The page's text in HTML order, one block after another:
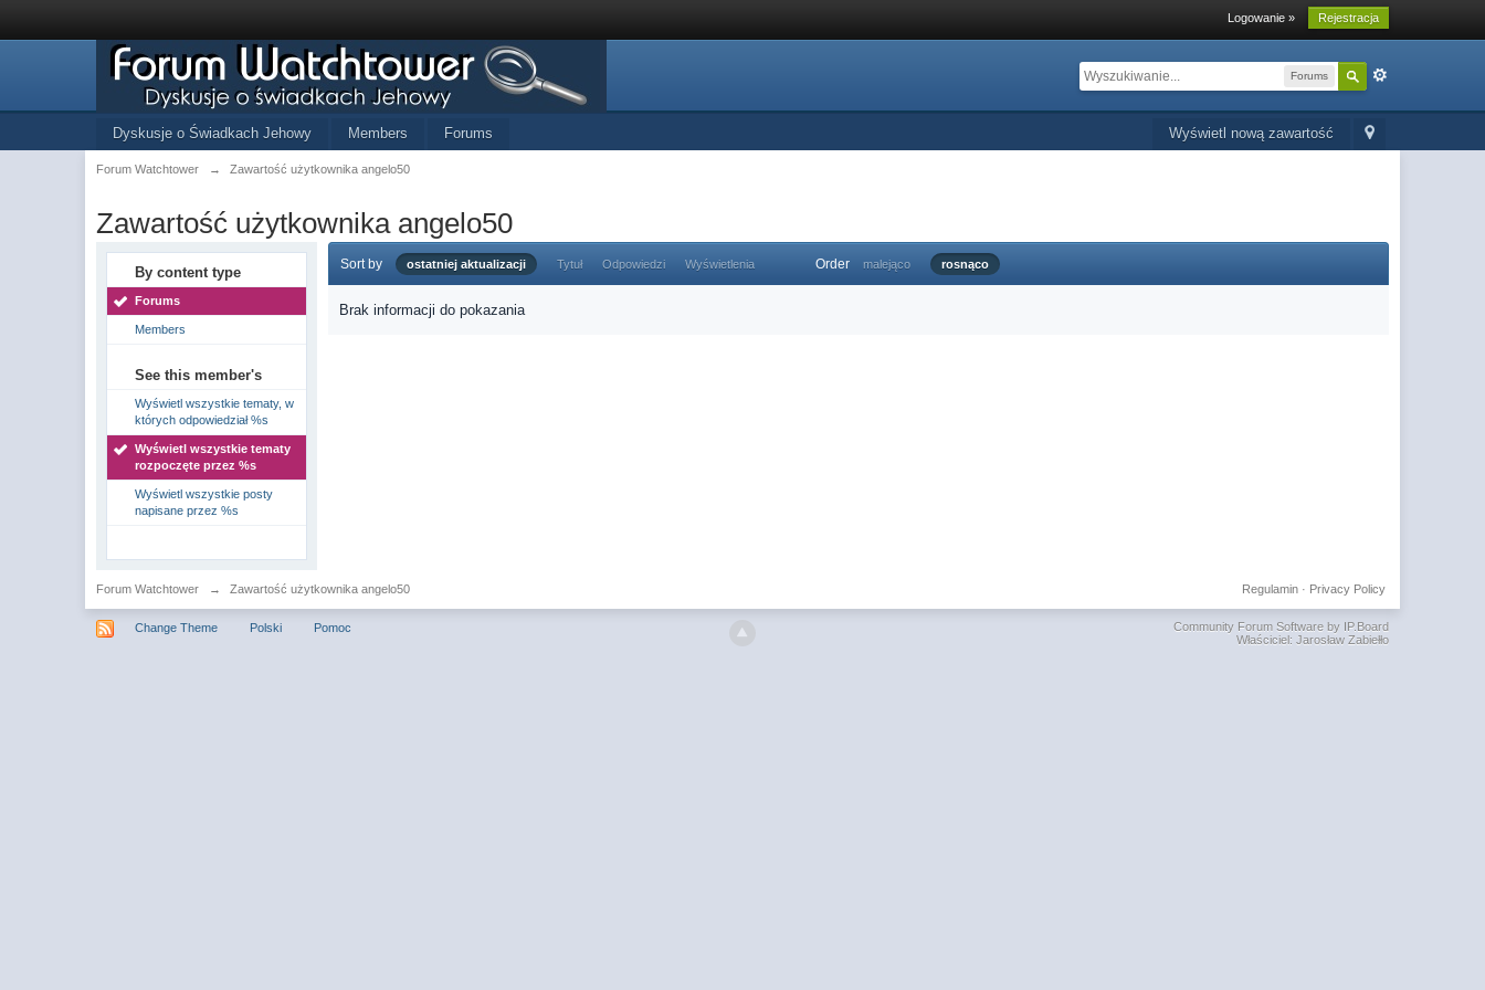
Logowanie » Rejestracja
Forums
Wyświetl nową zawartość
Dyskusje o Świadkach Jehowy Members Forums
Forum Watchtower → Zawartość użytkownika angelo50
Zawartość użytkownika angelo50
By content type
Forums
Members
See this member's
Wyświetl wszystkie tematy, w
których odpowiedział %s
Wyświetl wszystkie tematy
rozpoczęte przez %s
Wyświetl wszystkie posty
napisane przez %s
Sort by ostatniej aktualizacji Tytuł Odpowiedzi Wyświetlenia Order malejąco rosnąco
Brak informacji do pokazania
Forum Watchtower → Zawartość użytkownika angelo50 Privacy Policy
Regulamin·
Change Theme Polski Pomoc
Community Forum Software by IP.Board
Właściciel: Jarosław Zabiełło